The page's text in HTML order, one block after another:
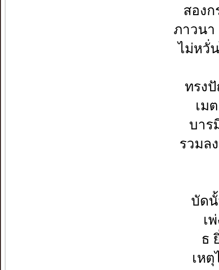
สอง
ภาวนา
ไม่หวั่
ทรง
เม
บาร
รวมล
บัด
เ
ธ
เห